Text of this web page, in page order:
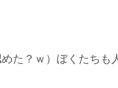
た？ｗ）ぼくたちも